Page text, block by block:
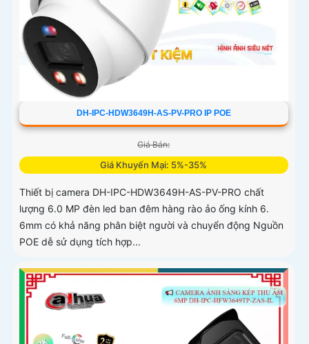
DH-IPC-HDW3649H-AS-PV-PRO IP POE
Giá Bán:
Giá Khuyến Mại: 5%-35%
Thiết bị camera DH-IPC-HDW3649H-AS-PV-PRO chất
lượng 6.0 MP đèn led ban đêm hàng rào ảo ống kính 6.
6mm có khả năng phân biệt người và chuyển động Nguồn
POE dễ sử dụng tích hợp...